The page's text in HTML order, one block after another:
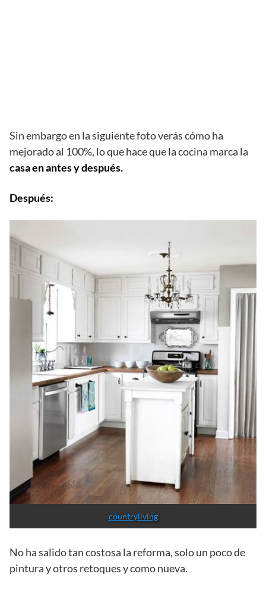
Sin embargo en la siguiente foto verás cómo ha
mejorado al 100%, lo que hace que la cocina marca la
casa en antes y después.
Después:
countryliving
No ha salido tan costosa la reforma, solo un poco de
pintura y otros retoques y como nueva.